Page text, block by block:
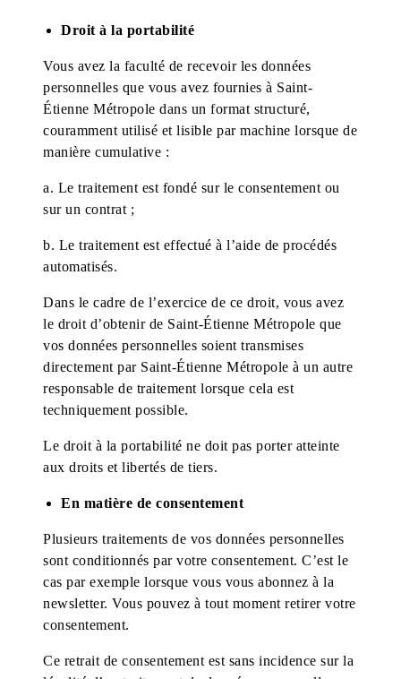
Droit à la portabilité
Vous avez la faculté de recevoir les données
personnelles que vous avez fournies à Saint-
Étienne Métropole dans un format structuré,
couramment utilisé et lisible par machine lorsque de
manière cumulative :
a. Le traitement est fondé sur le consentement ou
sur un contrat ;
b. Le traitement est effectué à l’aide de procédés
automatisés.
Dans le cadre de l’exercice de ce droit, vous avez
le droit d’obtenir de Saint-Étienne Métropole que
vos données personnelles soient transmises
directement par Saint-Étienne Métropole à un autre
responsable de traitement lorsque cela est
techniquement possible.
Le droit à la portabilité ne doit pas porter atteinte
aux droits et libertés de tiers.
En matière de consentement
Plusieurs traitements de vos données personnelles
sont conditionnés par votre consentement. C’est le
cas par exemple lorsque vous vous abonnez à la
newsletter. Vous pouvez à tout moment retirer votre
consentement.
Ce retrait de consentement est sans incidence sur la